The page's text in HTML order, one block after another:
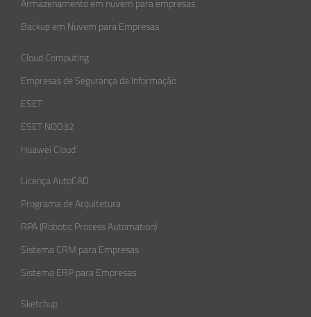
Armazenamento em nuvem para empresas
Backup em Nuvem para Empresas
Cloud Computing
Empresas de Segurança da Informação​
ESET
ESET NOD32
Huawei Cloud
Licença AutoCAD
Programa de Arquitetura
RPA (Robotic Process Automation)
Sistema CRM para Empresas
Sistema ERP para Empresas
Sketchup